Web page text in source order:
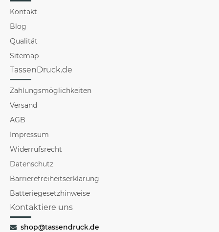
Kontakt
Blog
Qualität
Sitemap
TassenDruck.de
Zahlungsmöglichkeiten
Versand
AGB
Impressum
Widerrufsrecht
Datenschutz
Barrierefreiheitserklärung
Batteriegesetzhinweise
Kontaktiere uns
shop@tassendruck.de